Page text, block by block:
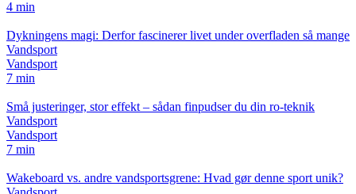
4 min
Dykningens magi: Derfor fascinerer livet under overfladen så mange
Vandsport
Vandsport
7 min
Små justeringer, stor effekt – sådan finpudser du din ro-teknik
Vandsport
Vandsport
7 min
Wakeboard vs. andre vandsportsgrene: Hvad gør denne sport unik?